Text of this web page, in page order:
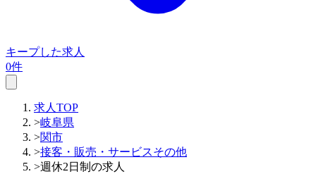
キープした求人
0件
求人TOP
>岐阜県
>関市
>接客・販売・サービスその他
>週休2日制の求人